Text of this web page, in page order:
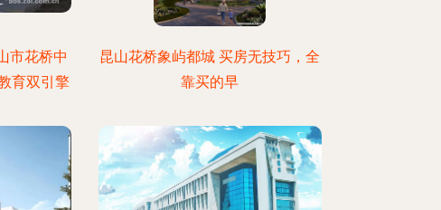
市花桥中
育双引擎
昆山花桥象屿都城 买房无技巧，全
靠买的早